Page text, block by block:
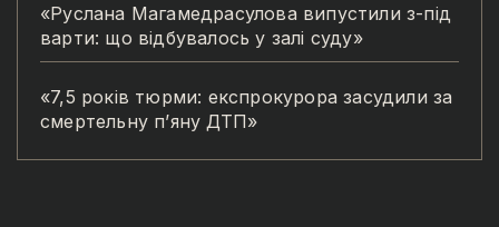
«Руслана Магамедрасулова випустили з-під
варти: що відбувалось у залі суду»
«7,5 років тюрми: експрокурора засудили за
смертельну п’яну ДТП»